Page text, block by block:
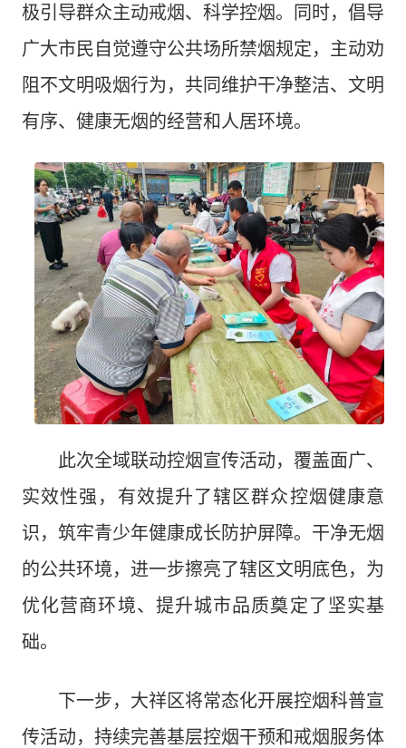
极引导群众主动戒烟、科学控烟。同时，倡导
广大市民自觉遵守公共场所禁烟规定，主动劝
阻不文明吸烟行为，共同维护干净整洁、文明
有序、健康无烟的经营和人居环境。
此次全域联动控烟宣传活动，覆盖面广、
实效性强，有效提升了辖区群众控烟健康意
识，筑牢青少年健康成长防护屏障。干净无烟
的公共环境，进一步擦亮了辖区文明底色，为
优化营商环境、提升城市品质奠定了坚实基
础。
下一步，大祥区将常态化开展控烟科普宣
传活动，持续完善基层控烟干预和戒烟服务体